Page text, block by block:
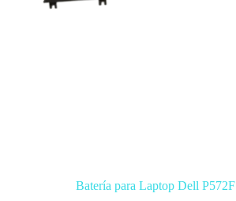
Batería para Laptop Dell P572F